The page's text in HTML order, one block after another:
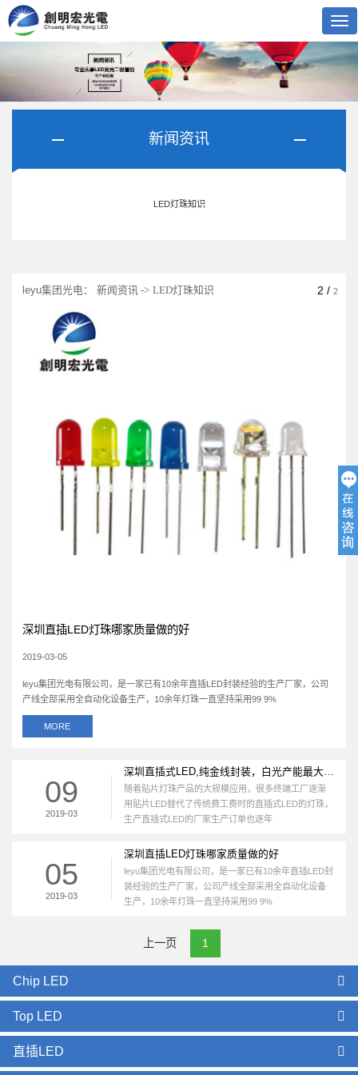
新闻资讯
LED灯珠知识
leyu集团光电： 新闻资讯 -> LED灯珠知识
深圳直插LED灯珠哪家质量做的好
2019-03-05
leyu集团光电有限公司，是一家已有10余年直插LED封装经验的生产厂家，公司
产线全部采用全自动化设备生产，10余年灯珠一直坚持采用99 9%
MORE
2 / 2
09
2019-03
深圳直插式LED,纯金线封装，白光产能最大工厂
随着贴片灯珠产品的大规模应用，很多终端工厂逐渐
用贴片LED替代了传统费工费时的直插式LED的灯珠，
生产直插式LED的厂家生产订单也逐年
05
2019-03
深圳直插LED灯珠哪家质量做的好
leyu集团光电有限公司，是一家已有10余年直插LED封
装经验的生产厂家，公司产线全部采用全自动化设备
生产，10余年灯珠一直坚持采用99 9%
上一页 1
Chip LED
Top LED
直插LED